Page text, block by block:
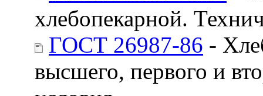
хлебопекарной.
ГОСТ 26987-86 -
высшего, первого и